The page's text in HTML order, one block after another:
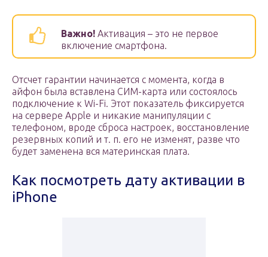
Важно! Активация – это не первое
включение смартфона.
Отсчет гарантии начинается с момента, когда в
айфон была вставлена СИМ-карта или состоялось
подключение к Wi-Fi. Этот показатель фиксируется
на сервере Apple и никакие манипуляции с
телефоном, вроде сброса настроек, восстановление
резервных копий и т. п. его не изменят, разве что
будет заменена вся материнская плата.
Как посмотреть дату активации в
iPhone